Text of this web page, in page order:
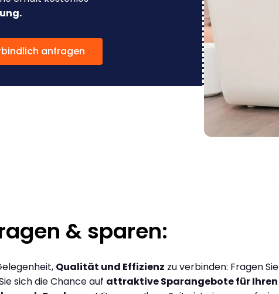
anfragen
& sparen:
Qualität und Effizienz zu verbinden: Fragen Sie
sich die Chance auf attraktive Sparangebote für Ihren